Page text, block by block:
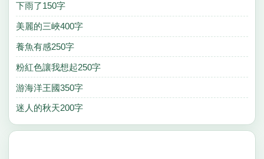
下雨了150字
美麗的三峽400字
養魚有感250字
粉紅色讓我想起250字
游海洋王國350字
迷人的秋天200字